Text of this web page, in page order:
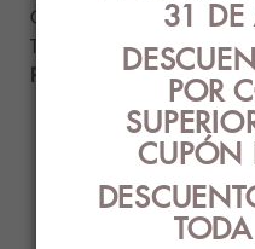
Composición: 70%
Tallas disponibles: S y
Producto auténtico con
31 DE
POR
CUPÓN